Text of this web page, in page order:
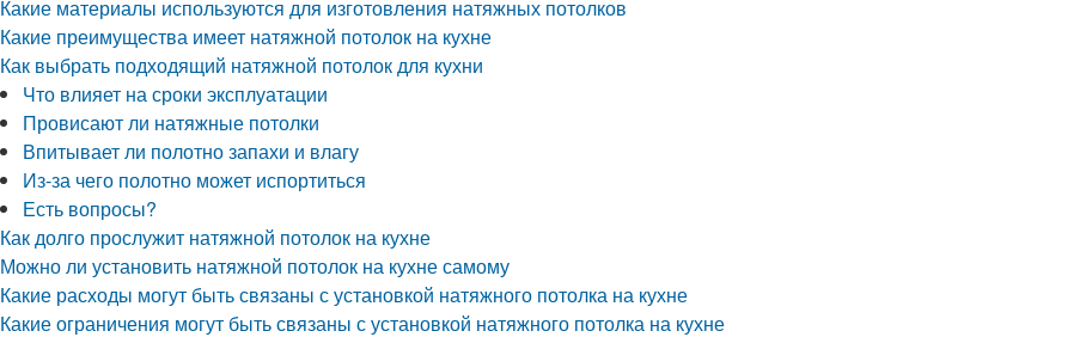
Какие материалы используются для изготовления натяжных потолков
Какие преимущества имеет натяжной потолок на кухне
Как выбрать подходящий натяжной потолок для кухни
Что влияет на сроки эксплуатации
Провисают ли натяжные потолки
Впитывает ли полотно запахи и влагу
Из-за чего полотно может испортиться
Есть вопросы?
Как долго прослужит натяжной потолок на кухне
Можно ли установить натяжной потолок на кухне самому
Какие расходы могут быть связаны с установкой натяжного потолка на кухне
Какие ограничения могут быть связаны с установкой натяжного потолка на кухне